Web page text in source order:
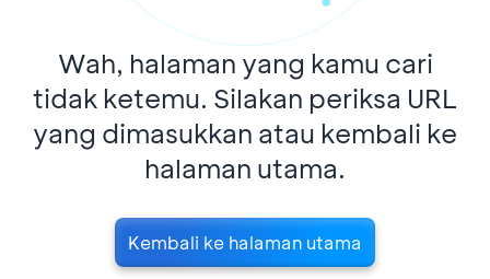
Wah, halaman yang kamu cari
tidak ketemu. Silakan periksa URL
yang dimasukkan atau kembali ke
halaman utama.
Kembali ke halaman utama